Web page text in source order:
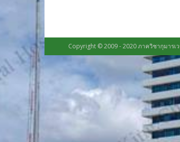
Copyright © 2009 - 2020 ภาควิชากุมาร